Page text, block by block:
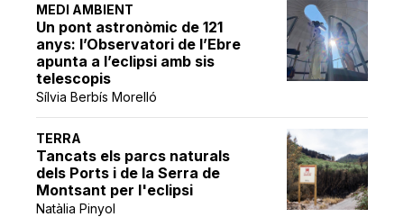
MEDI AMBIENT
Un pont astronòmic de 121
anys: l’Observatori de l’Ebre
apunta a l’eclipsi amb sis
telescopis
Sílvia Berbís Morelló
TERRA
Tancats els parcs naturals
dels Ports i de la Serra de
Montsant per l'eclipsi
Natàlia Pinyol